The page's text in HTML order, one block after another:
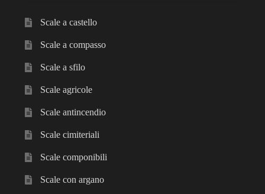
Scale a castello
Scale a compasso
Scale a sfilo
Scale agricole
Scale antincendio
Scale cimiteriali
Scale componibili
Scale con argano